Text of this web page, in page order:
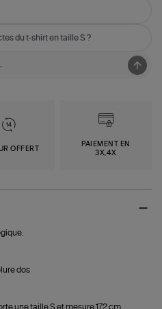
du t-shirt en taille S ?
OFFERT
PAIEMENT EN
3X,4X
dos
une taille S et mesure 172 cm.